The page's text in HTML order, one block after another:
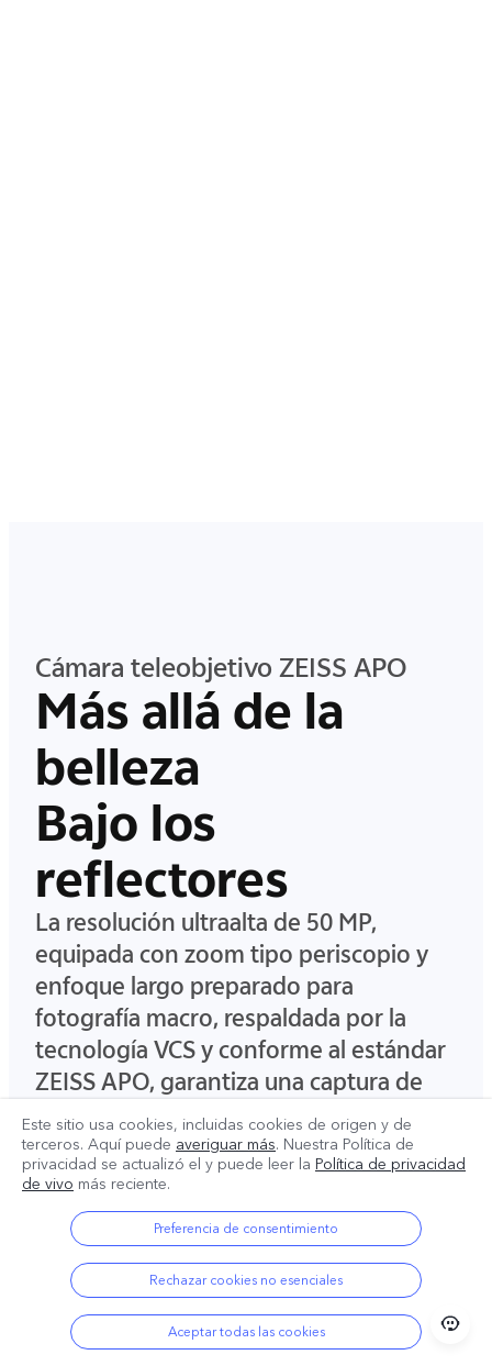
Cámara teleobjetivo ZEISS APO
Más allá de la
belleza
Bajo los
reflectores
La resolución ultraalta de 50 MP,
equipada con zoom tipo periscopio y
enfoque largo preparado para
fotografía macro, respaldada por la
tecnología VCS y conforme al estándar
ZEISS APO, garantiza una captura de
luz excepcional y una calidad
fotográfica superior.
Este sitio usa cookies, incluidas cookies de origen y de
terceros. Aquí puede averiguar más. Nuestra Política de
privacidad se actualizó el y puede leer la Política de privacidad
de vivo más reciente.
Preferencia de consentimiento
Rechazar cookies no esenciales
Aceptar todas las cookies